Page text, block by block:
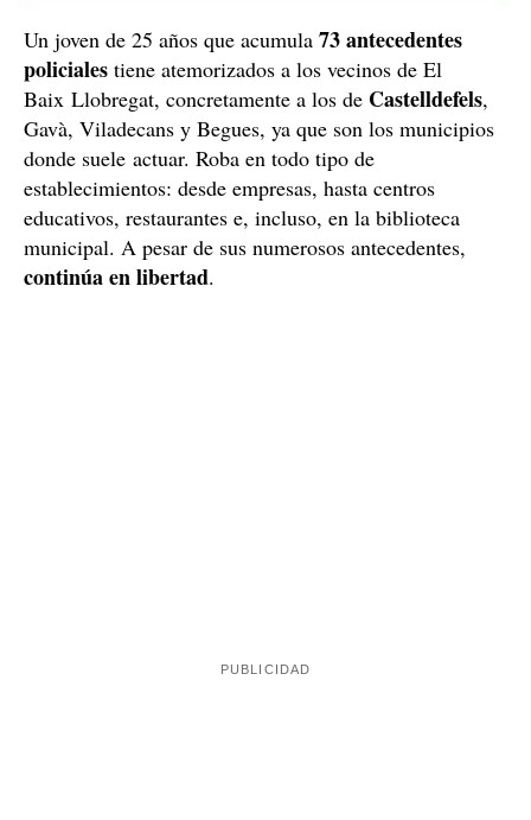
Un joven de 25 años que acumula 73 antecedentes
policiales tiene atemorizados a los vecinos de El
Baix Llobregat, concretamente a los de Castelldefels,
Gavà, Viladecans y Begues, ya que son los municipios
donde suele actuar. Roba en todo tipo de
establecimientos: desde empresas, hasta centros
educativos, restaurantes e, incluso, en la biblioteca
municipal. A pesar de sus numerosos antecedentes,
continúa en libertad.